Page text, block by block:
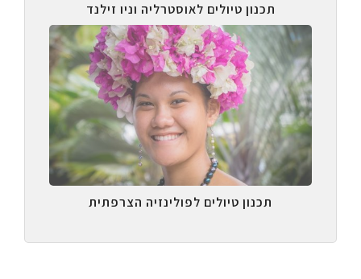
תכנון טיולים לאוסטרליה וניו זילנד
תכנון טיולים לפולינזיה הצרפתית